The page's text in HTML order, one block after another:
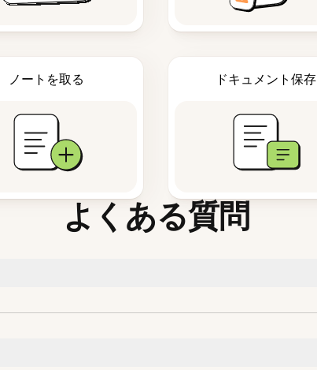
ノートを取る ドキュメント保存
よくある質問